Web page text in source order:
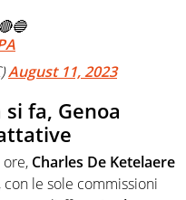
August 11, 2023
fa, Genoa
Charles De Ketelaere
con le sole commissioni